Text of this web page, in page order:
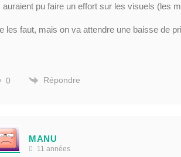
auraient pu faire un effort sur les visuels (les
les faut, mais on va attendre une baisse de
0 Répondre
MANU
11 années